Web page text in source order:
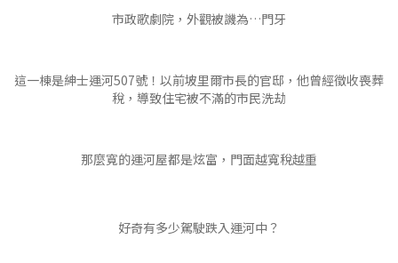
市政歌劇院，外觀被譏為…門牙
這一棟是紳士運河507號！以前坡里爾市長的官邸，他曾經徵收喪葬
稅，導致住宅被不滿的市民洗劫
那麼寬的運河屋都是炫富，門面越寬稅越重
好奇有多少駕駛跌入運河中？